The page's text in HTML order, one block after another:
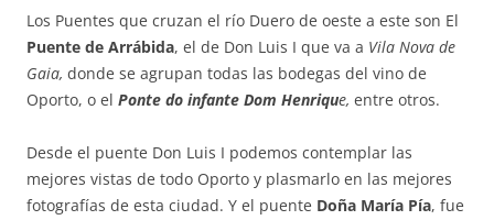
Los Puentes que cruzan el río Duero de oeste a este son El
Puente de Arrábida, el de Don Luis I que va a Vila Nova de
Gaia, donde se agrupan todas las bodegas del vino de
Oporto, o el Ponte do infante Dom Henrique, entre otros.
Desde el puente Don Luis I podemos contemplar las
mejores vistas de todo Oporto y plasmarlo en las mejores
fotografías de esta ciudad. Y el puente Doña María Pía, fue